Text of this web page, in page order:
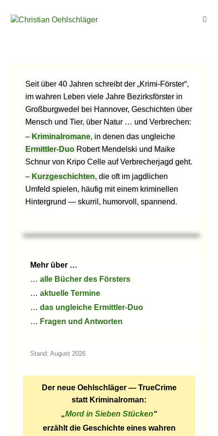
Seit über 40 Jahren schreibt der „Krimi-Förster“,
im wahren Leben viele Jahre Bezirksförster in
Großburgwedel bei Hannover, Geschichten über
Mensch und Tier, über Natur … und Verbrechen:
– Kriminalromane, in denen das ungleiche
Ermittler-Duo Robert Mendelski und Maike
Schnur von Kripo Celle auf Verbrecherjagd geht.
– Kurzgeschichten, die oft im jagdlichen
Umfeld spielen, häufig mit einem kriminellen
Hintergrund — skurril, humorvoll, spannend.
Mehr über …
… alle Bücher des Försters
…aktuelle Termine
…das ungleiche Ermittler-Duo
… Fragen und Antworten
Stand: August 2026
Der neue Oehlschläger — TrueCrime
statt Kriminalroman:
„Mord in Sieben Stücken“
erzählt die Geschichte eines wahren